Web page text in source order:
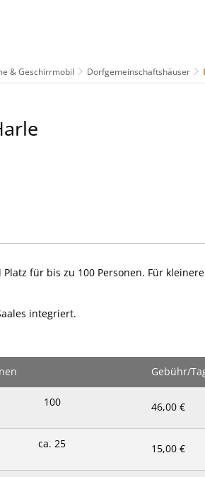
Freizeit & Tourismus
& Geschirrmobil Dorfgemeinschaftshäuser
für bis zu 100 Personen. Für
integriert.
Gebühr/
100 46,00 €
ca. 25 15,00 €